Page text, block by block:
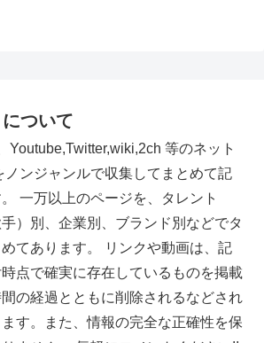
ついて
Youtube,Twitter,wiki,2ch 等のネット
ノンジャンルで収集してまとめて記
一万以上のページを、タレント
手）別、企業別、ブランド別などでタ
てあります。 リンクや動画は、記
点で確実に存在しているものを掲載
の経過とともに削除されるなどされ
す。また、情報の完全な正確性を保